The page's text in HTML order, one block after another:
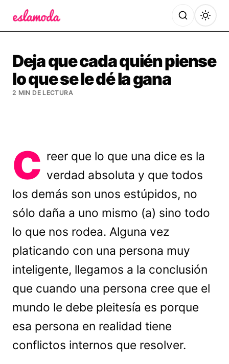
Deja que cada quién piense
lo que se le dé la gana
2 MIN DE LECTURA
C reer que lo que una dice es la
verdad absoluta y que todos
los demás son unos estúpidos, no
sólo daña a uno mismo (a) sino todo
lo que nos rodea. Alguna vez
platicando con una persona muy
inteligente, llegamos a la conclusión
que cuando una persona cree que el
mundo le debe pleitesía es porque
esa persona en realidad tiene
conflictos internos que resolver.